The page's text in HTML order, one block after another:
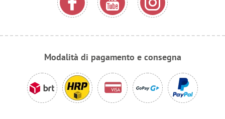
Modalità di pagamento e consegna